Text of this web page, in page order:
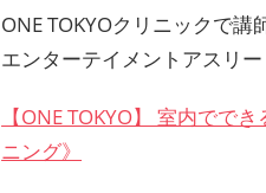
ONE TOKYOクリニックで
エンターテイメントアスリ
【ONE TOKYO】 室内でで
ニング》